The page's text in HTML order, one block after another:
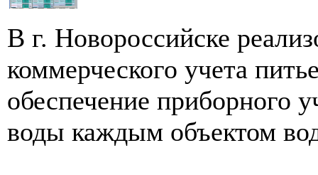
В г. Новороссийске
коммерческого учета
обеспечение приборного
воды каждым объектом